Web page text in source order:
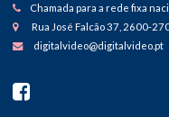
Chamada para a rede fixa
Rua José Falcão 37, 2600-
digitalvideo@digitalvideo.pt